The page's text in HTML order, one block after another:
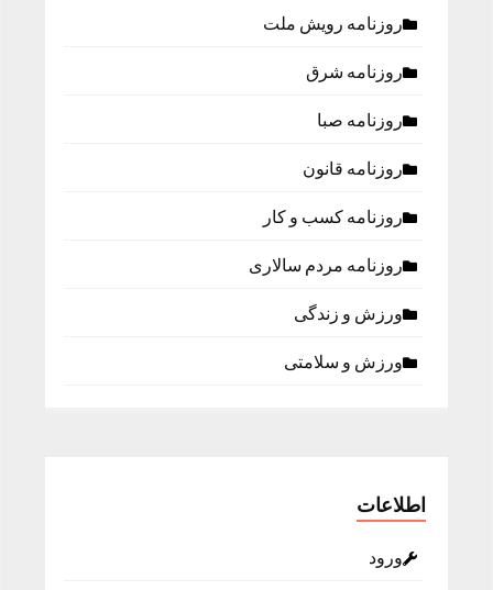
روزنامه رویش ملت
روزنامه شرق
روزنامه صبا
روزنامه قانون
روزنامه كسب و كار
روزنامه مردم سالاری
ورزش و زندگی
ورزش و سلامتی
اطلاعات
ورود